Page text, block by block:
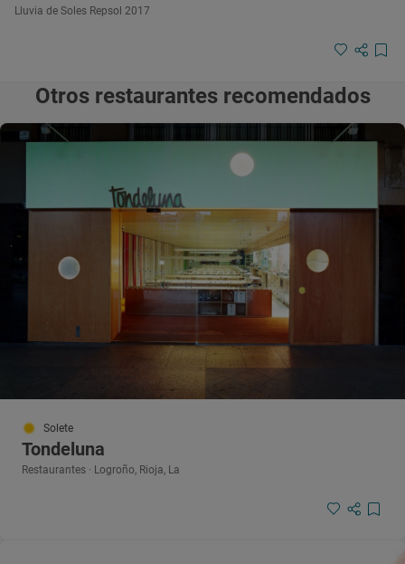
Lluvia de Soles Repsol 2017
Otros restaurantes recomendados
Solete
Tondeluna
Restaurantes · Logroño, Rioja, La